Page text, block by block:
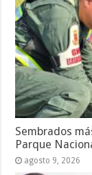
Sembrados
Parque
agosto 9, 2026